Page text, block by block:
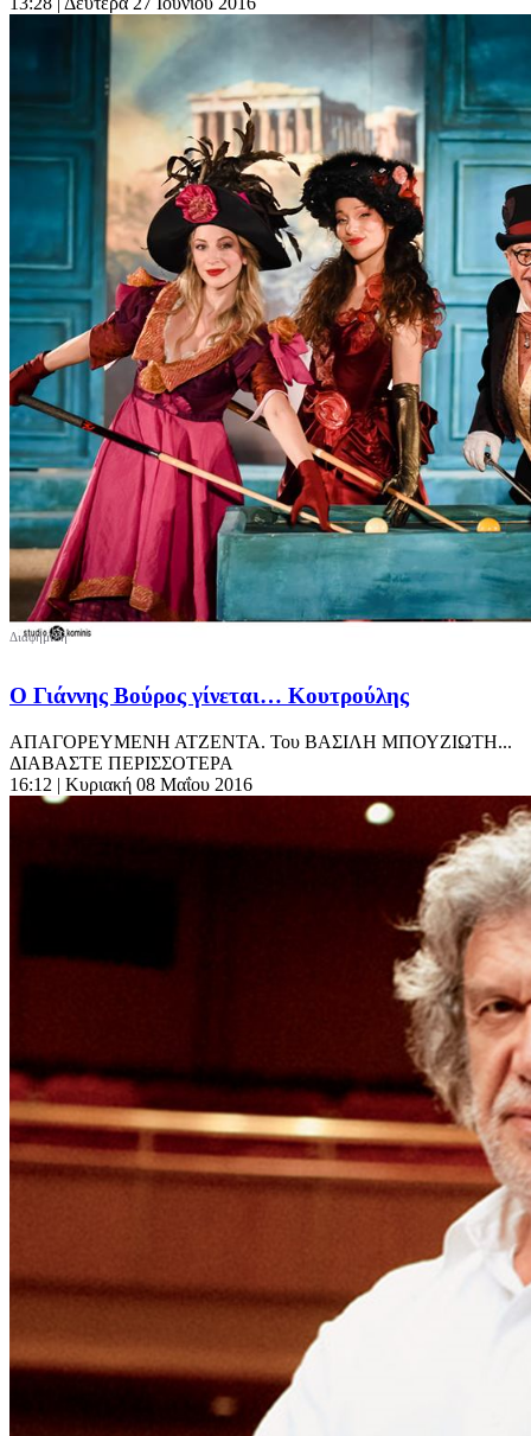
O Γιάννης Βούρος γίνεται… Κουτρούλης
ΑΠΑΓΟΡΕΥΜΕΝΗ ΑΤΖΕΝΤΑ. Του ΒΑΣΙΛΗ ΜΠΟΥΖΙΩΤΗ...
ΔΙΑΒΑΣΤΕ ΠΕΡΙΣΣΟΤΕΡΑ
16:12 | Κυριακή 08 Μαΐου 2016